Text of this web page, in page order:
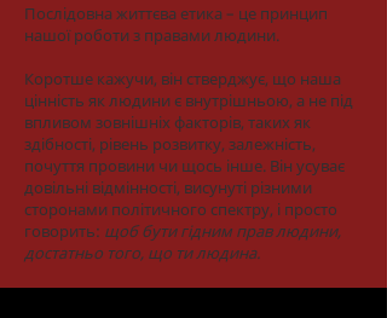
Послідовна життєва етика – це принцип
нашої роботи з правами людини.
Коротше кажучи, він стверджує, що наша
цінність як людини є внутрішньою, а не під
впливом зовнішніх факторів, таких як
здібності, рівень розвитку, залежність,
почуття провини чи щось інше. Він усуває
довільні відмінності, висунуті різними
сторонами політичного спектру, і просто
говорить: щоб бути гідним прав людини,
достатньо того, що ти людина.